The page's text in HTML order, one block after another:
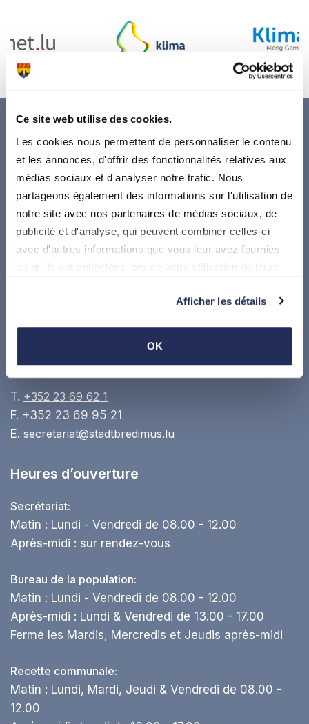
Ce site web utilise des cookies.
Les cookies nous permettent de personnaliser le contenu
et les annonces, d'offrir des fonctionnalités relatives aux
médias sociaux et d'analyser notre trafic. Nous
partageons également des informations sur l'utilisation de
notre site avec nos partenaires de médias sociaux, de
publicité et d'analyse, qui peuvent combiner celles-ci
avec d'autres informations que vous leur avez fournies
Afficher les détails
OK
Suivez-nous sur
Où nous trouver
Administration communale de Stadtbredimus
17, Dicksstrooss, L5451 Stadtbredimus
T. +352 23 69 62 1
F. +352 23 69 95 21
E. secretariat@stadtbredimus.lu
Heures d’ouverture
Secrétariat:
Matin : Lundi - Vendredi de 08.00 - 12.00
Après-midi : sur rendez-vous
Bureau de la population:
Matin : Lundi - Vendredi de 08.00 - 12.00
Après-midi : Lundi & Vendredi de 13.00 - 17.00
Fermé les Mardis, Mercredis et Jeudis après-midi
Recette communale:
Matin : Lundi, Mardi, Jeudi & Vendredi de 08.00 -
12.00